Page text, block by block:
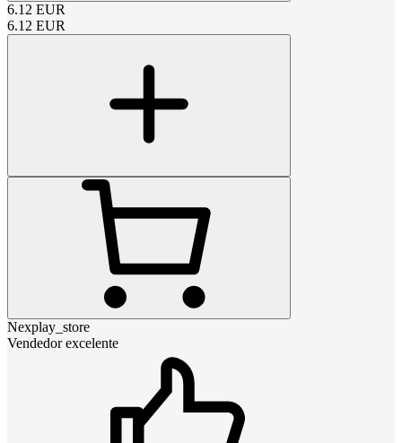
6.12 EUR
6.12 EUR
Nexplay_store
Vendedor excelente